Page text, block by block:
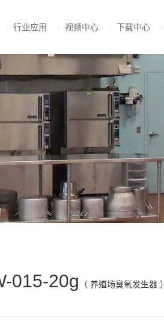
行业应用 视频中心 下载中心
015-20g （ 养殖场臭氧发生器 ）